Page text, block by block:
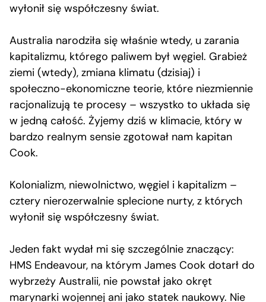
wyłonił się współczesny świat.
Australia narodziła się właśnie wtedy, u zarania
kapitalizmu, którego paliwem był węgiel. Grabież
ziemi (wtedy), zmiana klimatu (dzisiaj) i
społeczno-ekonomiczne teorie, które niezmiennie
racjonalizują te procesy – wszystko to układa się
w jedną całość. Żyjemy dziś w klimacie, który w
bardzo realnym sensie zgotował nam kapitan
Cook.
Kolonializm, niewolnictwo, węgiel i kapitalizm –
cztery nierozerwalnie splecione nurty, z których
wyłonił się współczesny świat.
Jeden fakt wydał mi się szczególnie znaczący:
HMS Endeavour, na którym James Cook dotarł do
wybrzeży Australii, nie powstał jako okręt
marynarki wojennej ani jako statek naukowy. Nie